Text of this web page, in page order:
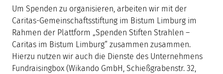
Um Spenden zu organisieren, arbeiten wir mit der
Caritas-Gemeinschaftsstiftung im Bistum Limburg im
Rahmen der Plattform „Spenden Stiften Strahlen –
Caritas im Bistum Limburg“ zusammen zusammen.
Hierzu nutzen wir auch die Dienste des Unternehmens
Fundraisingbox (Wikando GmbH, Schießgrabenstr. 32,